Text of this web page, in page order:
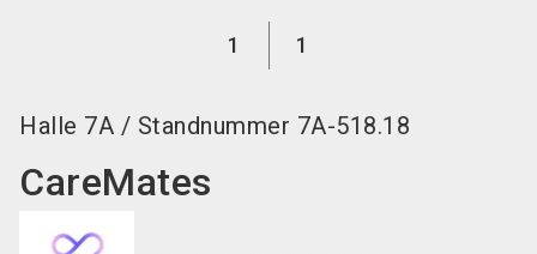
1 1
Halle 7A / Standnummer 7A-518.18
CareMates